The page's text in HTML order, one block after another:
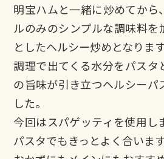
明宝ハムと一緒に炒めてから
ルのみのシンプルな調味料を
としたヘルシー炒めとなります
調理で出てくる水分をパスタ
の旨味が引き立つヘルシーパ
した。
今回はスパゲッティを使用し
パスタでもきっとよく合います